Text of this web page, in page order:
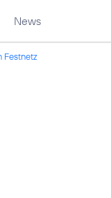
News
Festnetz